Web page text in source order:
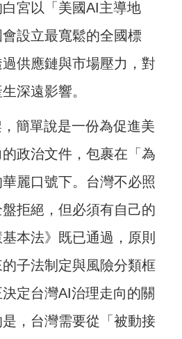
宮以「美國AI主導地
設立最寬鬆的全國標
供應鏈與市場壓力，對
深遠影響。
簡單說是一份為促進美
政治文件，包裹在「為
麗口號下。台灣不必照
拒絕，但必須有自己的
本法》既已通過，原則
子法制定與風險分類框
定台灣AI治理走向的關
，台灣需要從「被動接